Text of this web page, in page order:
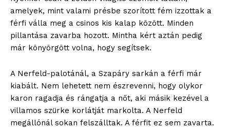
amelyek, mint valami présbe szorított fém izzottak a
férfi válla meg a csinos kis kalap között. Minden
pillantása zavarba hozott. Mintha kért aztán pedig
már könyörgött volna, hogy segítsek.
A Nerfeld-palotánál, a Szapáry sarkán a férfi már
kiabált. Nem lehetett nem észrevenni, hogy olykor
karon ragadja és rángatja a nőt, aki másik kezével a
villamos szürke korlátját markolta. A Nerfeld
megállónál sokan felszálltak. A férfit ez sem zavarta.